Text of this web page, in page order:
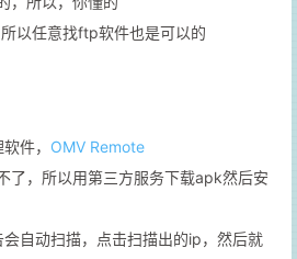
以任意找ftp软件也是可以的
件， OMV Remote
了，所以用第三方服务下载apk然后安
自动扫描，点击扫描出的ip，然后就